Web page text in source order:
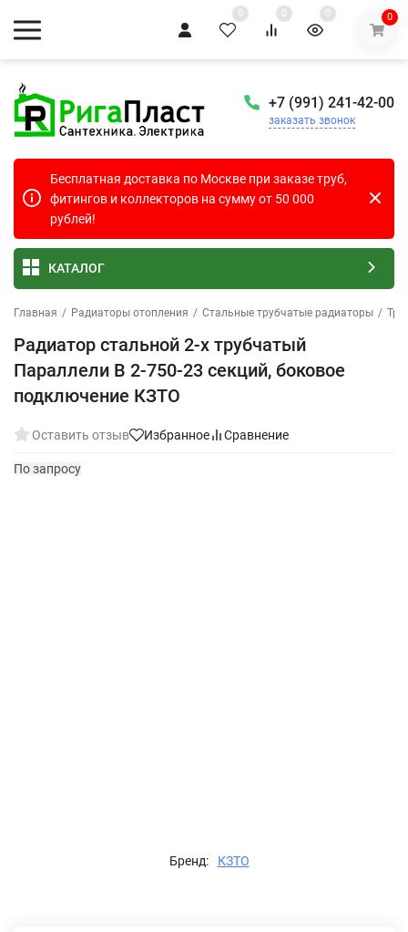
0 0 0 0
+7 (991) 241-42-00
заказать звонок
Бесплатная доставка по Москве при заказе труб,
фитингов и коллекторов на сумму от 50 000
рублей!
КАТАЛОГ
Главная / Радиаторы отопления / Стальные трубчатые радиаторы /
Радиатор стальной 2-х трубчатый
Параллели В 2-750-23 секций, боковое
подключение КЗТО
Оставить отзыв Избранное Сравнение
По запросу
Бренд: КЗТО